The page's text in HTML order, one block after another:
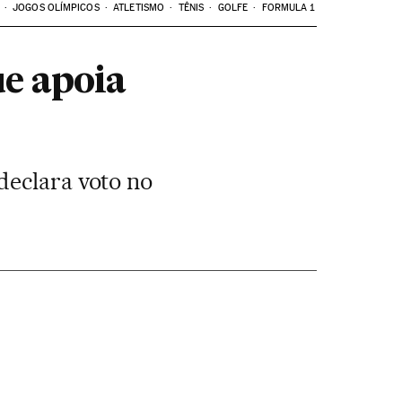
JOGOS OLÍMPICOS ATLETISMO TÊNIS GOLFE FORMULA 1
apoia
voto no